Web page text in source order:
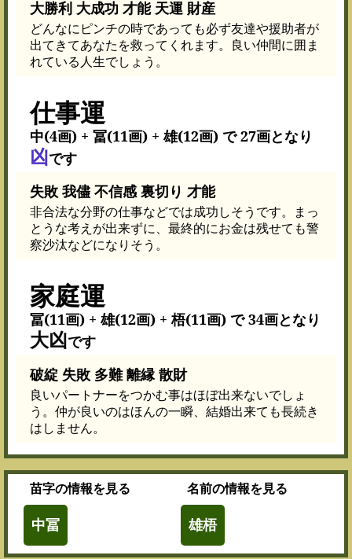
大勝利 大成功 才能 天運 財産
どんなにピンチの時であっても必ず友達や援助者が
出てきてあなたを救ってくれます。良い仲間に囲ま
れている人生でしょう。
仕事運
中(4画) + 冨(11画) + 雄(12画) で 27画となり
凶です
失敗 我儘 不信感 裏切り 才能
非合法な分野の仕事などでは成功しそうです。まっ
とうな考えが出来ずに、最終的にお金は残せても警
察沙汰などになりそう。
家庭運
冨(11画) + 雄(12画) + 梧(11画) で 34画となり
大凶です
破綻 失敗 多難 離縁 散財
良いパートナーをつかむ事はほぼ出来ないでしょ
う。仲が良いのはほんの一瞬、結婚出来ても長続き
はしません。
苗字の情報を見る
中冨
名前の情報を見る
雄梧